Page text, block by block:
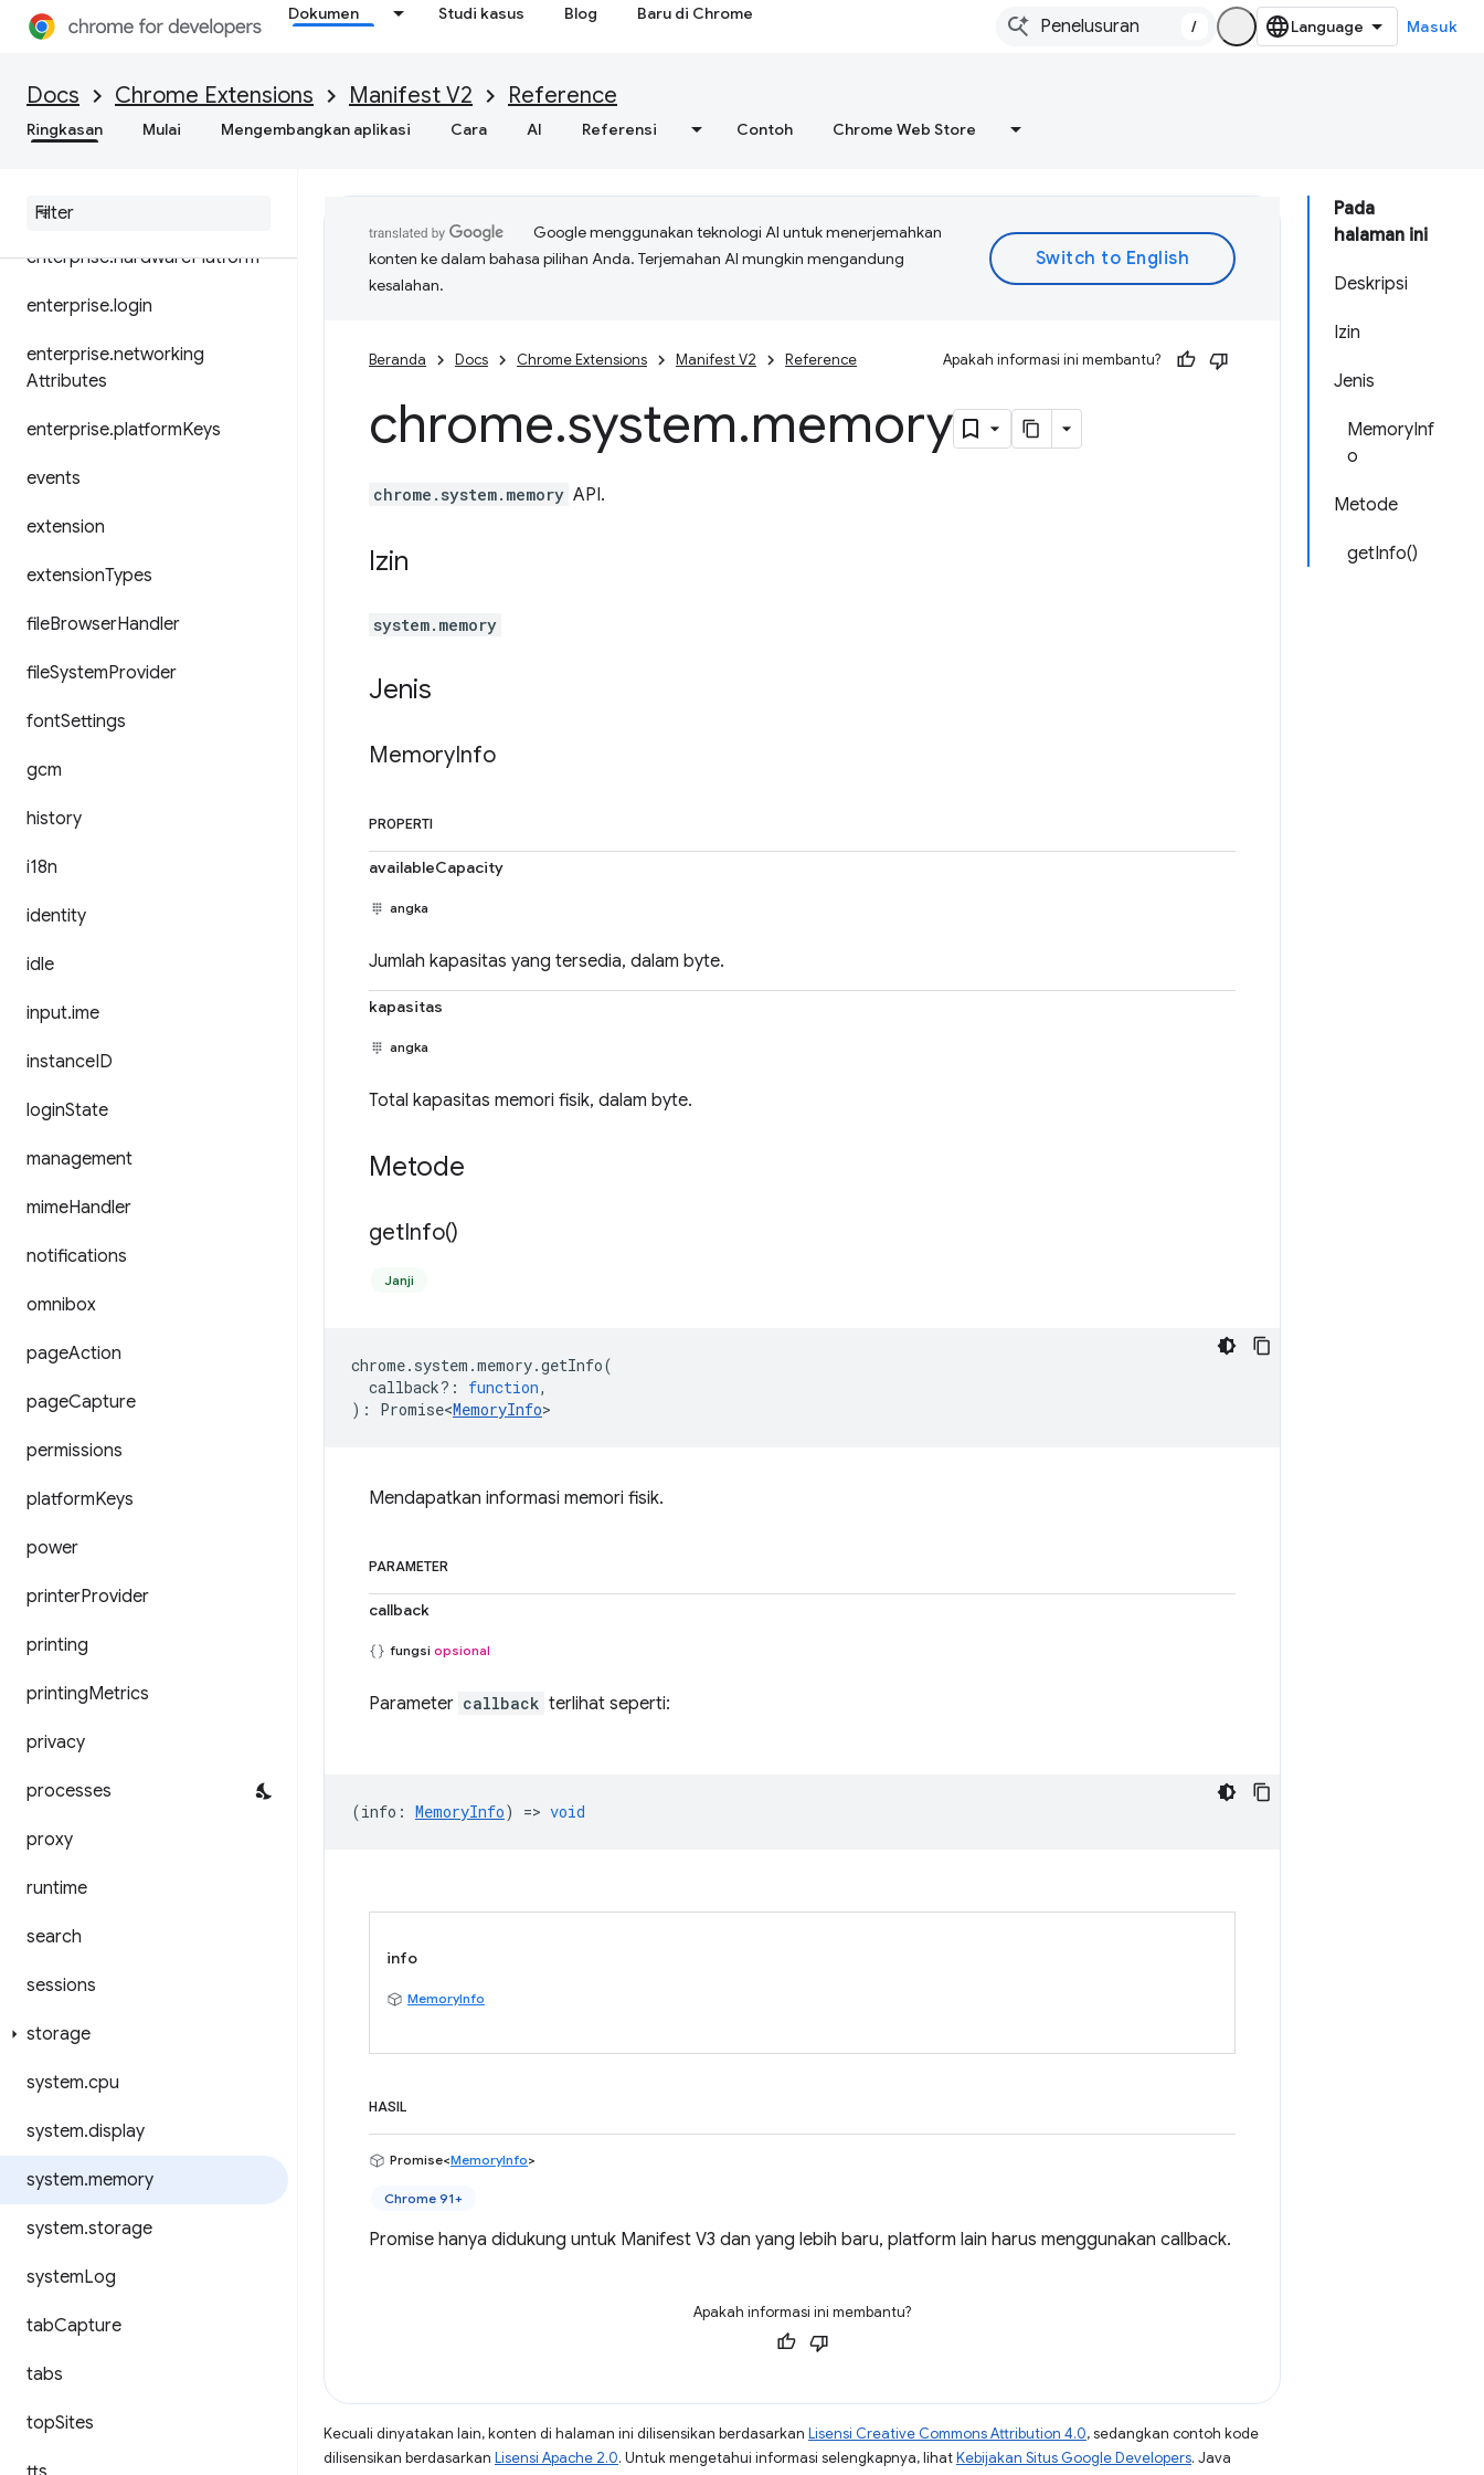
Dokumen Studi kasus Blog Baru di Chrome
/ Masuk
Docs Chrome Extensions Manifest V2 Reference
Ringkasan Mulai Mengembangkan aplikasi Cara AI Referensi Contoh Chrome Web Store
dns
dom
enterprise
enterprise.hardwarePlatform
enterprise.login
enterprise.networking
Attributes
enterprise.platformKeys
events
extension
extensionTypes
fileBrowserHandler
fileSystemProvider
fontSettings
gcm
history
i18n
identity
idle
input.ime
instanceID
loginState
management
mimeHandler
notifications
omnibox
pageAction
pageCapture
permissions
platformKeys
power
printerProvider
printing
printingMetrics
privacy
processes
proxy
runtime
search
sessions
storage
system.cpu
system.display
system.memory
system.storage
systemLog
tabCapture
tabs
topSites
Pada
halaman ini
Deskripsi
Izin
Jenis
MemoryInf
o
Metode
getInfo()
Google menggunakan teknologi AI untuk menerjemahkan
konten ke dalam bahasa pilihan Anda. Terjemahan AI mungkin mengandung
kesalahan.
Beranda Docs Chrome Extensions Manifest V2 Reference Apakah informasi ini membantu?
chrome.system.memory
chrome.system.memory API.
Izin
system.memory
Jenis
MemoryInfo
PROPERTI
availableCapacity
angka
Jumlah kapasitas yang tersedia, dalam byte.
kapasitas
angka
Total kapasitas memori fisik, dalam byte.
Metode
getInfo()
Janji
chrome. system .memory.getInfo(
callback? : function,
) : Promise<MemoryInfo>
Mendapatkan informasi memori fisik.
PARAMETER
callback
fungsi opsional
Parameter callback terlihat seperti:
(info : MemoryInfo) => void
info
MemoryInfo
HASIL
Promise<MemoryInfo>
Chrome 91+
Promise hanya didukung untuk Manifest V3 dan yang lebih baru, platform lain harus menggunakan callback.
Apakah informasi ini membantu?
Kecuali dinyatakan lain, konten di halaman ini dilisensikan berdasarkan Lisensi Creative Commons Attribution 4.0, sedangkan contoh kode
dilisensikan berdasarkan Lisensi Apache 2.0. Untuk mengetahui informasi selengkapnya, lihatKebijakan Situs Google Developers. Java